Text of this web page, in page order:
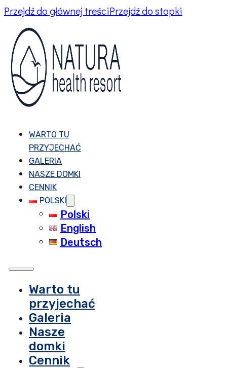
Przejdź do głównej treściPrzejdź do stopki
WARTO TU
PRZYJECHAĆ
GALERIA
NASZE DOMKI
CENNIK
POLSKI
Polski
English
Deutsch
Warto tu
przyjechać
Galeria
Nasze
domki
Cennik